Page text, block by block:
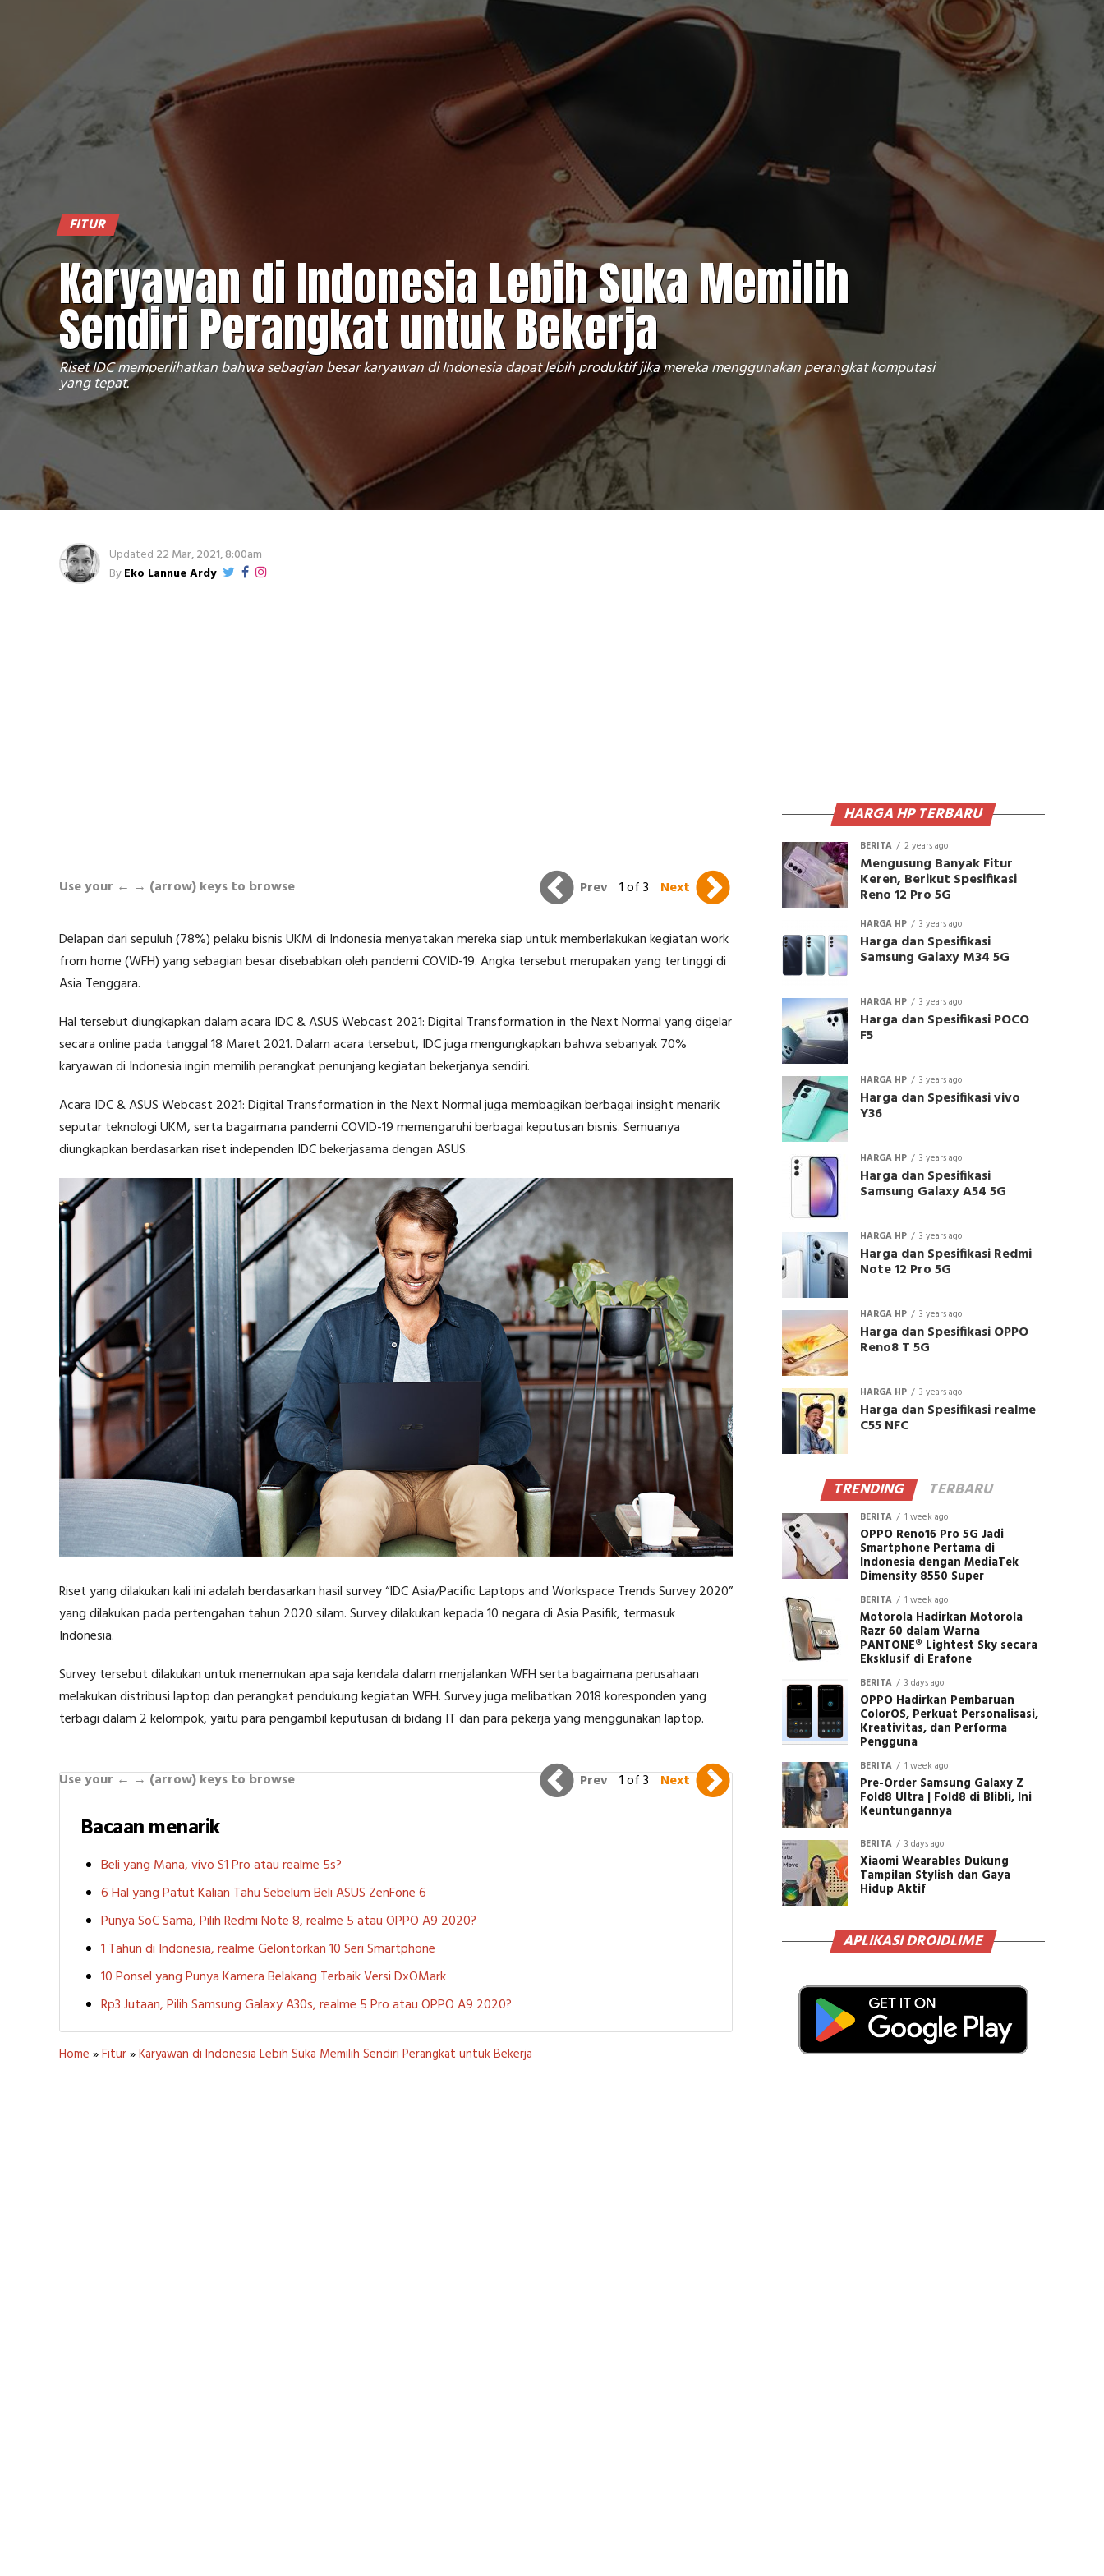
FITUR
Karyawan di Indonesia Lebih Suka Memilih
Sendiri Perangkat untuk Bekerja
Riset IDC memperlihatkan bahwa sebagian besar karyawan di Indonesia dapat lebih produktif jika mereka menggunakan perangkat komputasi
yang tepat.
Updated 22 Mar, 2021, 8:00am
ByEko Lannue Ardy
Prev 1 of 3 Next
Use your ← → (arrow) keys to browse
Delapan dari sepuluh (78%) pelaku bisnis UKM di Indonesia menyatakan mereka siap untuk memberlakukan kegiatan work
from home (WFH) yang sebagian besar disebabkan oleh pandemi COVID-19. Angka tersebut merupakan yang tertinggi di
Asia Tenggara.
Hal tersebut diungkapkan dalam acara IDC & ASUS Webcast 2021: Digital Transformation in the Next Normal yang digelar
secara online pada tanggal 18 Maret 2021. Dalam acara tersebut, IDC juga mengungkapkan bahwa sebanyak 70%
karyawan di Indonesia ingin memilih perangkat penunjang kegiatan bekerjanya sendiri.
Acara IDC & ASUS Webcast 2021: Digital Transformation in the Next Normal juga membagikan berbagai insight menarik
seputar teknologi UKM, serta bagaimana pandemi COVID-19 memengaruhi berbagai keputusan bisnis. Semuanya
diungkapkan berdasarkan riset independen IDC bekerjasama dengan ASUS.
Riset yang dilakukan kali ini adalah berdasarkan hasil survey “IDC Asia/Pacific Laptops and Workspace Trends Survey 2020”
yang dilakukan pada pertengahan tahun 2020 silam. Survey dilakukan kepada 10 negara di Asia Pasifik, termasuk
Indonesia.
Survey tersebut dilakukan untuk menemukan apa saja kendala dalam menjalankan WFH serta bagaimana perusahaan
melakukan distribusi laptop dan perangkat pendukung kegiatan WFH. Survey juga melibatkan 2018 koresponden yang
terbagi dalam 2 kelompok, yaitu para pengambil keputusan di bidang IT dan para pekerja yang menggunakan laptop.
Prev 1 of 3 Next
Use your ← → (arrow) keys to browse
Bacaan menarik
Beli yang Mana, vivo S1 Pro atau realme 5s?
6 Hal yang Patut Kalian Tahu Sebelum Beli ASUS ZenFone 6
Punya SoC Sama, Pilih Redmi Note 8, realme 5 atau OPPO A9 2020?
1 Tahun di Indonesia, realme Gelontorkan 10 Seri Smartphone
10 Ponsel yang Punya Kamera Belakang Terbaik Versi DxOMark
Rp3 Jutaan, Pilih Samsung Galaxy A30s, realme 5 Pro atau OPPO A9 2020?
Home »Fitur»Karyawan di Indonesia Lebih Suka Memilih Sendiri Perangkat untuk Bekerja
HARGA HP TERBARU
BERITA 2 years ago
Mengusung Banyak Fitur
Keren, Berikut Spesifikasi
Reno 12 Pro 5G
HARGA HP 3 years ago
Harga dan Spesifikasi
Samsung Galaxy M34 5G
HARGA HP 3 years ago
Harga dan Spesifikasi POCO
F5
HARGA HP 3 years ago
Harga dan Spesifikasi vivo
Y36
HARGA HP 3 years ago
Harga dan Spesifikasi
Samsung Galaxy A54 5G
HARGA HP 3 years ago
Harga dan Spesifikasi Redmi
Note 12 Pro 5G
HARGA HP 3 years ago
Harga dan Spesifikasi OPPO
Reno8 T 5G
HARGA HP 3 years ago
Harga dan Spesifikasi realme
C55 NFC
TRENDING TERBARU
BERITA 1 week ago
OPPO Reno16 Pro 5G Jadi
Smartphone Pertama di
Indonesia dengan MediaTek
Dimensity 8550 Super
BERITA 1 week ago
Motorola Hadirkan Motorola
Razr 60 dalam Warna
PANTONE® Lightest Sky secara
Eksklusif di Erafone
BERITA 3 days ago
OPPO Hadirkan Pembaruan
ColorOS, Perkuat Personalisasi,
Kreativitas, dan Performa
Pengguna
BERITA 1 week ago
Pre-Order Samsung Galaxy Z
Fold8 Ultra | Fold8 di Blibli, Ini
Keuntungannya
BERITA 3 days ago
Xiaomi Wearables Dukung
Tampilan Stylish dan Gaya
Hidup Aktif
APLIKASI DROIDLIME